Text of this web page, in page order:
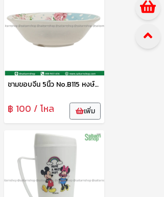
ชามขอบจีน 5นิ้ว No.B115 หงษ์ทอง
฿ 100 / โหล เพิ่ม